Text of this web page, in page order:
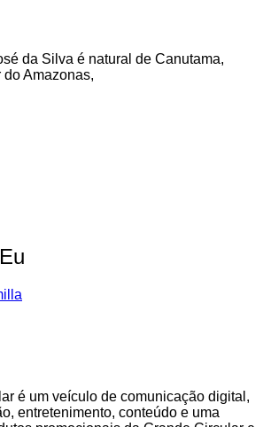
da Silva é natural de Canutama,
Amazonas,
é um veículo de comunicação digital,
entretenimento, conteúdo e uma